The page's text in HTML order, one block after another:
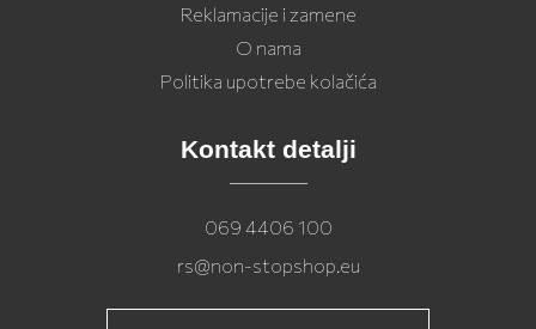
Reklamacije i zamene
O nama
Politika upotrebe kolačića
Kontakt detalji
069 4406 100
rs@non-stopshop.eu